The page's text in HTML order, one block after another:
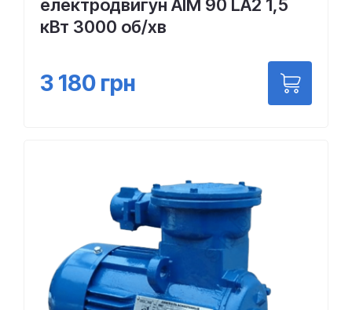
електродвигун АІМ 90 LА2 1,5
кВт 3000 об/хв
3 180 грн